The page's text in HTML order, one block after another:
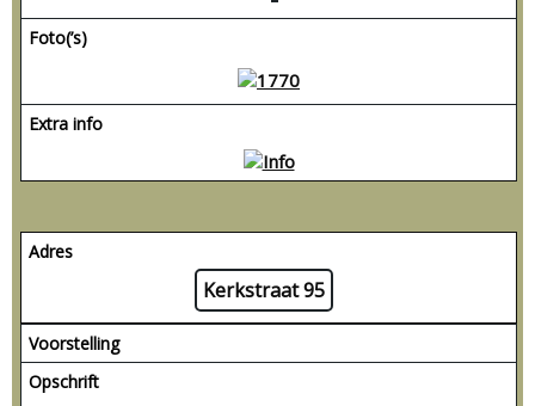
Foto(’s)
Extra info
Adres
Kerkstraat 95
Voorstelling
Opschrift